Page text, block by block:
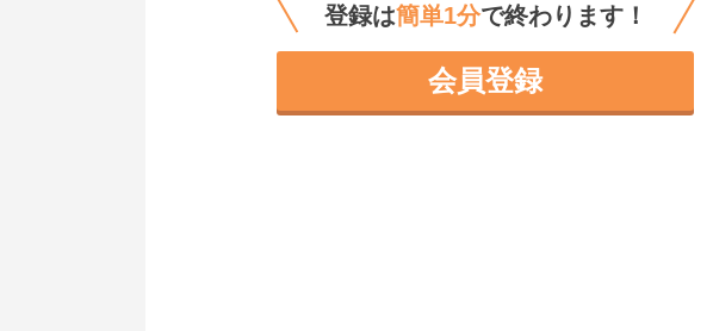
登録は簡単1分で終わります！
会員登録